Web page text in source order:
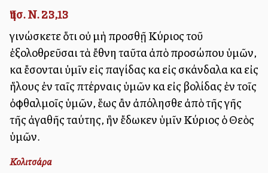
Ἰησ. Ν. 23,13
γινώσκετε ὅτι οὐ μὴ προσθῇ Κύριος τοῦ
ἐξολοθρεῦσαι τὰ ἔθνη ταῦτα ἀπὸ προσώπου ὑμῶν,
καὶ ἔσονται ὑμῖν εἰς παγίδας καὶ εἰς σκάνδαλα καὶ εἰς
ἥλους ἐν ταῖς πτέρναις ὑμῶν καὶ εἰς βολίδας ἐν τοῖς
ὀφθαλμοῖς ὑμῶν, ἕως ἂν ἀπόλησθε ἀπὸ τῆς γῆς
τῆς ἀγαθῆς ταύτης, ἣν ἔδωκεν ὑμῖν Κύριος ὁ Θεὸς
ὑμῶν.
Κολιτσάρα